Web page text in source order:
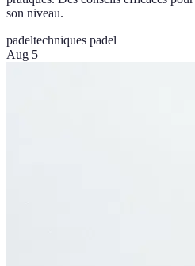
son niveau.
padeltechniques padel
Aug 5